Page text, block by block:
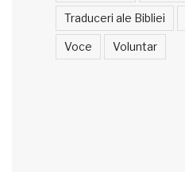
Traduceri ale Bibliei
Voce Voluntar